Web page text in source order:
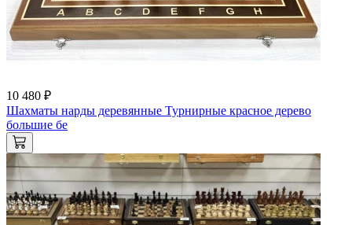
10 480 ₽
Шахматы нарды деревянные Турнирные красное дерево
большие бе